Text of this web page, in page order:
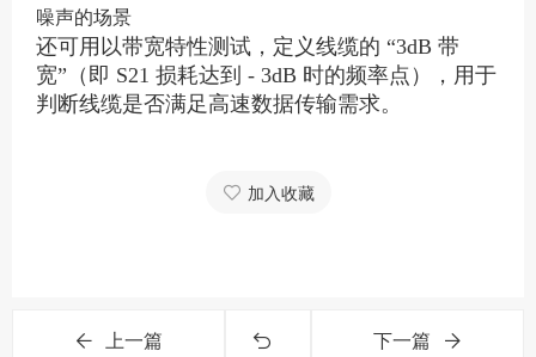
噪声的场景
还可用以带宽特性测试， 定义线缆的 “3dB 带
宽” （即 S21 损耗达到 - 3dB 时的频率点），用于
判断线缆是否满足高速数据传输需求。
加入收藏
上一篇 下一篇